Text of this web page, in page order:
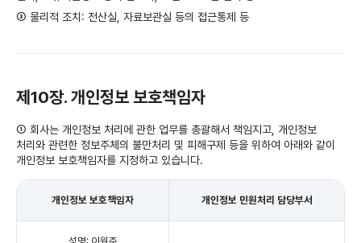
③ 물리적 조치: 전산실, 자료보관실 등의 접근통제 등
제10장. 개인정보 보호책임자
① 회사는 개인정보 처리에 관한 업무를 총괄해서 책임지고, 개인정보
처리와 관련한 정보주체의 불만처리 및 피해구제 등을 위하여 아래와 같이
개인정보 보호책임자를 지정하고 있습니다.
개인정보 보호책임자 개인정보 민원처리 담당부서